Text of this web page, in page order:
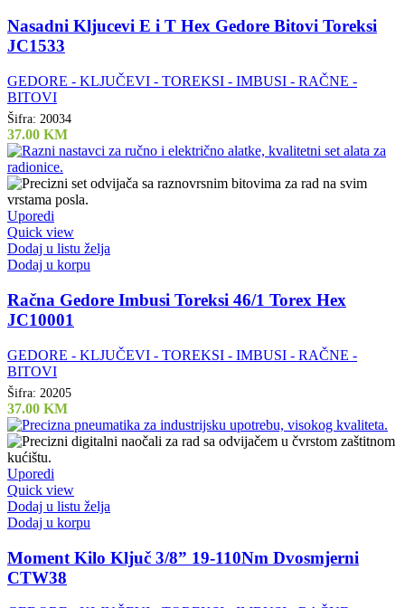
Nasadni Kljucevi E i T Hex Gedore Bitovi Toreksi
JC1533
GEDORE - KLJUČEVI - TOREKSI - IMBUSI - RAČNE -
BITOVI
Šifra: 20034
37.00 KM
Uporedi
Quick view
Dodaj u listu želja
Dodaj u korpu
Račna Gedore Imbusi Toreksi 46/1 Torex Hex
JC10001
GEDORE - KLJUČEVI - TOREKSI - IMBUSI - RAČNE -
BITOVI
Šifra: 20205
37.00 KM
Uporedi
Quick view
Dodaj u listu želja
Dodaj u korpu
Moment Kilo Ključ 3/8” 19-110Nm Dvosmjerni
CTW38